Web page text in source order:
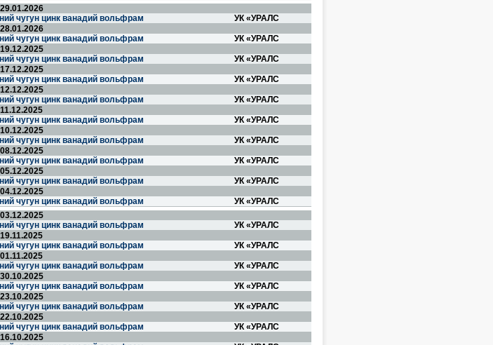
29.01.2026
чугун цинк ванадий вольфрам
УК «УРАЛС
28.01.2026
чугун цинк ванадий вольфрам
УК «УРАЛС
19.12.2025
чугун цинк ванадий вольфрам
УК «УРАЛС
17.12.2025
чугун цинк ванадий вольфрам
УК «УРАЛС
12.12.2025
чугун цинк ванадий вольфрам
УК «УРАЛС
11.12.2025
чугун цинк ванадий вольфрам
УК «УРАЛС
10.12.2025
чугун цинк ванадий вольфрам
УК «УРАЛС
08.12.2025
чугун цинк ванадий вольфрам
УК «УРАЛС
05.12.2025
чугун цинк ванадий вольфрам
УК «УРАЛС
04.12.2025
чугун цинк ванадий вольфрам
УК «УРАЛС
03.12.2025
чугун цинк ванадий вольфрам
УК «УРАЛС
19.11.2025
чугун цинк ванадий вольфрам
УК «УРАЛС
01.11.2025
чугун цинк ванадий вольфрам
УК «УРАЛС
30.10.2025
чугун цинк ванадий вольфрам
УК «УРАЛС
23.10.2025
чугун цинк ванадий вольфрам
УК «УРАЛС
22.10.2025
чугун цинк ванадий вольфрам
УК «УРАЛС
16.10.2025